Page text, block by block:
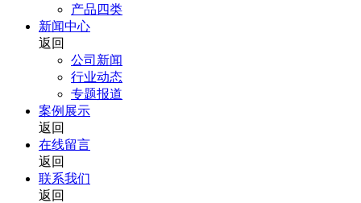
产品四类
新闻中心
返回
公司新闻
行业动态
专题报道
案例展示
返回
在线留言
返回
联系我们
返回